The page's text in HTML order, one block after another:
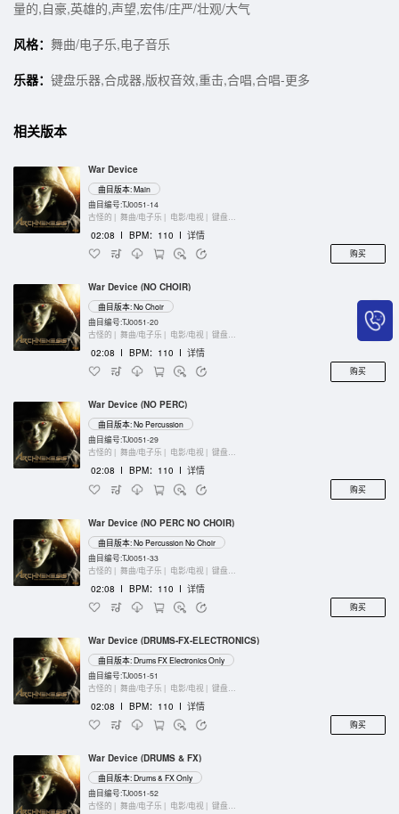
量的,自豪,英雄的,声望,宏伟/庄严/壮观/大气
风格： 舞曲/电子乐,电子音乐
乐器： 键盘乐器,合成器,版权音效,重击,合唱,合唱-更多
相关版本
War Device
曲目版本: Main
曲目编号:TJ0051-14
古怪的 | 舞曲/电子乐 | 电影/电视 | 键盘乐器
02:08 I BPM：110 I 详情
购买
War Device (NO CHOIR)
曲目版本: No Choir
曲目编号:TJ0051-20
古怪的 | 舞曲/电子乐 | 电影/电视 | 键盘乐器
02:08 I BPM：110 I 详情
购买
War Device (NO PERC)
曲目版本: No Percussion
曲目编号:TJ0051-29
古怪的 | 舞曲/电子乐 | 电影/电视 | 键盘乐器
02:08 I BPM：110 I 详情
购买
War Device (NO PERC NO CHOIR)
曲目版本: No Percussion No Choir
曲目编号:TJ0051-33
古怪的 | 舞曲/电子乐 | 电影/电视 | 键盘乐器
02:08 I BPM：110 I 详情
购买
War Device (DRUMS-FX-ELECTRONICS)
曲目版本: Drums FX Electronics Only
曲目编号:TJ0051-51
古怪的 | 舞曲/电子乐 | 电影/电视 | 键盘乐器
02:08 I BPM：110 I 详情
购买
War Device (DRUMS & FX)
曲目版本: Drums & FX Only
曲目编号:TJ0051-52
古怪的 | 舞曲/电子乐 | 电影/电视 | 键盘乐器